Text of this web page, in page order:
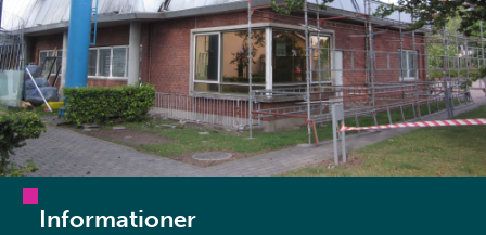
Referencer
Om Arkhus
Kontakt
Informationer